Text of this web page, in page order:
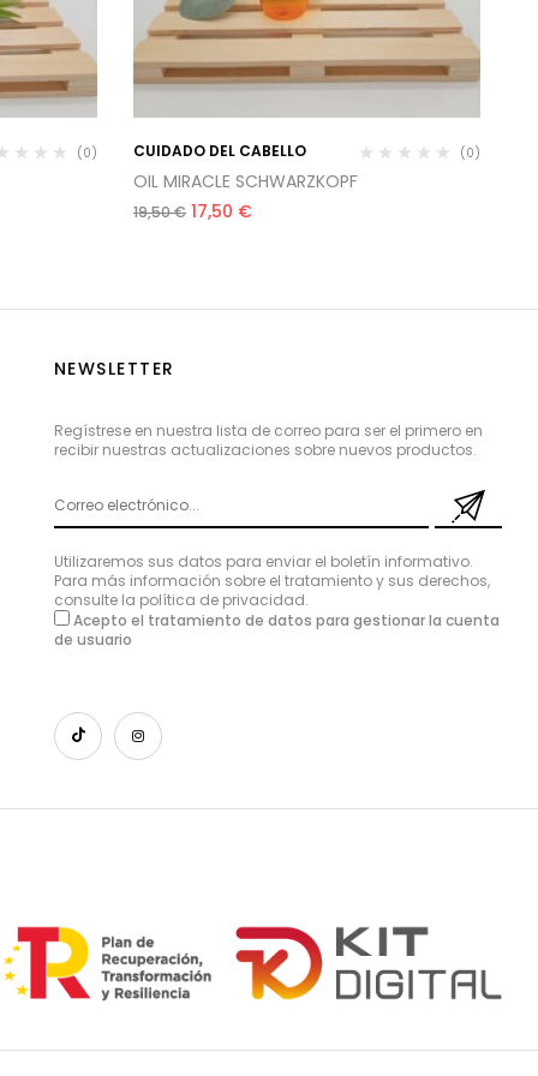
(0) CUIDADO DEL CABELLO (0)
OIL MIRACLE SCHWARZKOPF
19,50€ 17,50 €
NEWSLETTER
Regístrese en nuestra lista de correo para ser el primero en
recibir nuestras actualizaciones sobre nuevos productos.
Utilizaremos sus datos para enviar el boletín informativo.
Para más información sobre el tratamiento y sus derechos,
consulte la política de privacidad.
Acepto el tratamiento de datos para gestionar la cuenta
de usuario